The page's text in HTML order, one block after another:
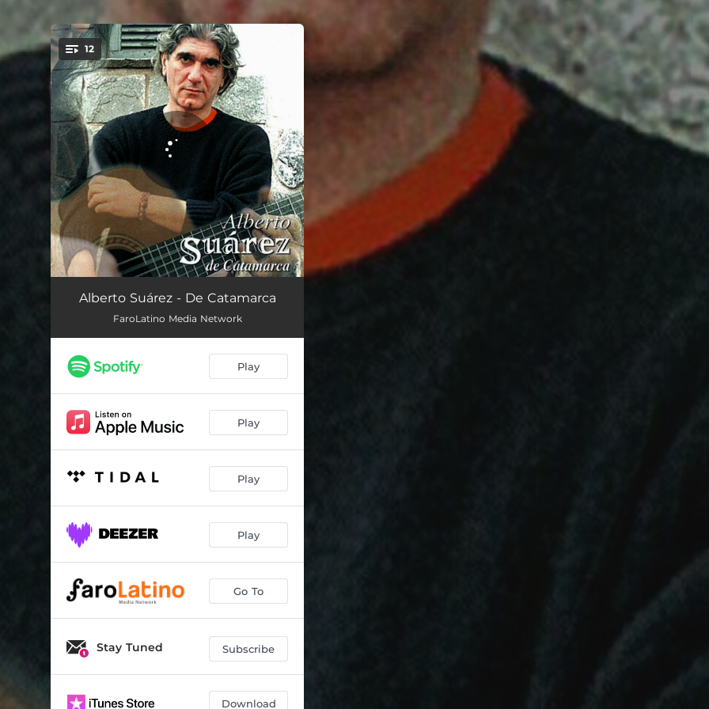
You're all set!
12
De Catamarca 01:51
Música al Alma
Valle Viejo y El Aguardiente 03:07
Chacarera Del Árbol 02:54
De Las Más Lindas 05:22
El Quichupay
Polcos 03:58
Vidala Del Silencio 05:14
Las Baltazar 04:25
El Parquecito 03:42
Alberto Suárez - De Catamarca
FaroLatino Media Network
Play
Play
Play
Play
Go To
Stay Tuned Subscribe
Download